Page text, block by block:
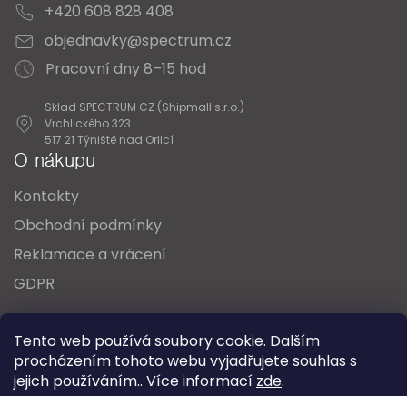
Tento web používá soubory cookie. Dalším
procházením tohoto webu vyjadřujete souhlas s
jejich používáním.. Více informací zde.
+420 608 828 408
objednavky@spectrum.cz
Pracovní dny 8–15 hod
Sklad SPECTRUM CZ (Shipmall s.r.o.)
Vrchlického 323
517 21 Týniště nad Orlicí
O nákupu
Kontakty
Obchodní podmínky
Reklamace a vrácení
GDPR
Oblíbené série svítidel: Nordlux Alton
Nordlux Milford Nordlux Oja Nordlux Ellen
Nordlux Explore Nordlux Landon